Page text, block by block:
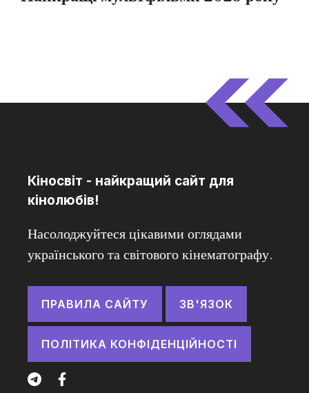
Кіносвіт - найкращий сайт для
кінолюбів!
Насолоджуйтеся цікавими оглядами
українського та світового кінематографу.
ПРАВИЛА САЙТУ ЗВ'ЯЗОК
ПОЛІТИКА КОНФІДЕНЦІЙНОСТІ